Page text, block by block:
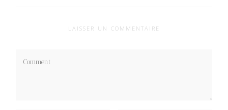
LAISSER UN COMMENTAIRE